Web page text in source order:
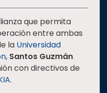
que permita
entre ambas
la Universidad
, Santos Guzmán
con directivos de
.